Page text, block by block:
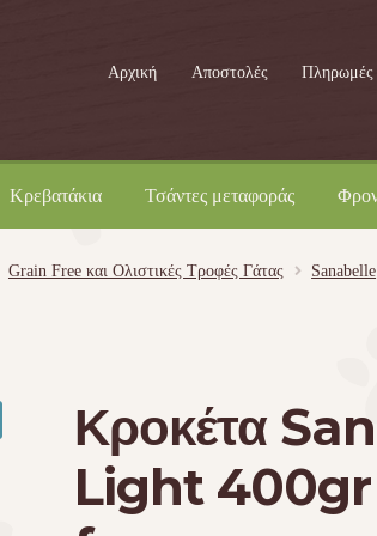
Αρχική Αποστολές Πληρωμές
Κρεβατάκια Τσάντες μεταφοράς
Grain Free και Ολιστικές Τροφές Γάτας Sanabelle
Κροκέτα
Light